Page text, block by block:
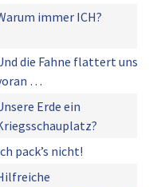
immer ICH?
die Fahne flattert uns
…
Erde ein
pack’s nicht!